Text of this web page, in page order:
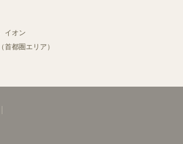
イオン
首都圏エリア）